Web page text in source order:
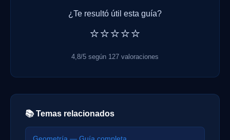
¿Te resultó útil esta guía?
⭐⭐⭐⭐⭐
4,8/5 según 127 valoraciones
📚 Temas relacionados